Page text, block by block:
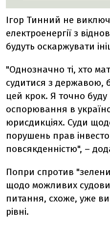
Ігор Тинний не
електроенергії з
будуть оскаржувати
"Однозначно ті, хто
судитися з державою,
цей крок. Я точно буду
оспорювання в
юрисдикціях. Суди
порушень прав
повсякденністю", –
Попри спротив
щодо можливих
питання, схоже, уже
рівні.